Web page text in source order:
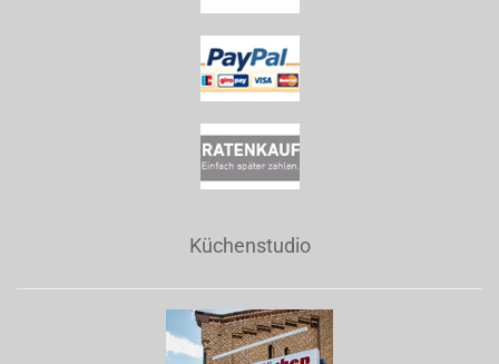
Küchenstudio